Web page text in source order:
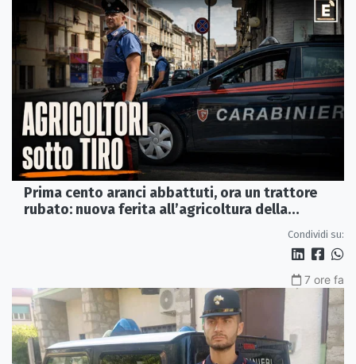
Prima cento aranci abbattuti, ora un trattore
rubato: nuova ferita all’agricoltura della
Condividi su:
7 ore fa